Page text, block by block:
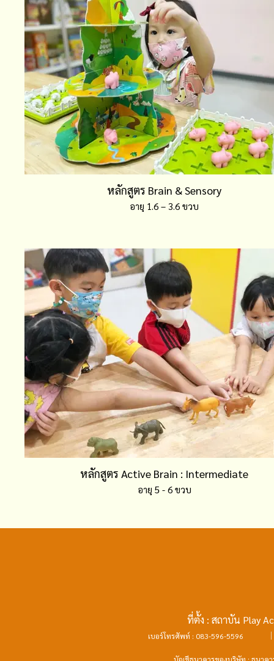
หลักสูตร Brain & Sensory
อายุ 1.6 – 3.6 ขวบ
หลักสูตร Active Brain : Intermediate
อายุ 5 - 6 ขวบ
ที่ตั้ง : สถาบัน Play
เบอร์โทรศัพท์ : 083-596-5596